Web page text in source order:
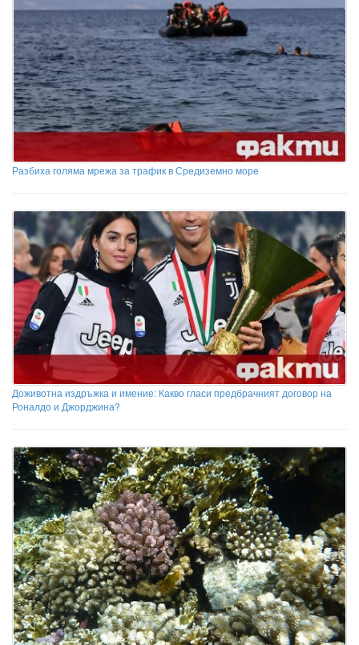
Разбиха голяма мрежа за трафик в Средиземно море
Доживотна издръжка и имение: Какво гласи предбрачният договор на
Роналдо и Джорджина?